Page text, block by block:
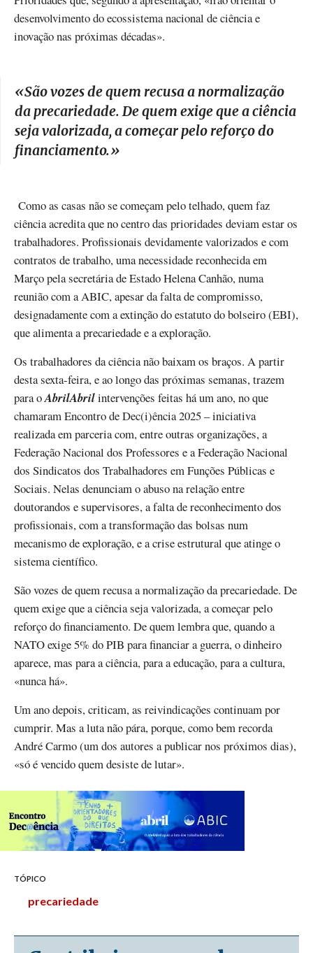
desenvolvimento do ecossistema nacional de ciência e
inovação nas próximas décadas».
«São vozes de quem recusa a normalização
da precariedade. De quem exige que a ciência
seja valorizada, a começar pelo reforço do
financiamento.»
Como as casas não se começam pelo telhado, quem faz
ciência acredita que no centro das prioridades deviam estar os
trabalhadores. Profissionais devidamente valorizados e com
contratos de trabalho, uma necessidade reconhecida em
Março pela secretária de Estado Helena Canhão, numa
reunião com a ABIC, apesar da falta de compromisso,
designadamente com a extinção do estatuto do bolseiro (EBI),
que alimenta a precariedade e a exploração.
Os trabalhadores da ciência não baixam os braços. A partir
desta sexta-feira, e ao longo das próximas semanas, trazem
para oAbrilAbrilintervenções feitas há um ano, no que
chamaram Encontro de Dec(i)ência 2025 – iniciativa
realizada em parceria com, entre outras organizações, a
Federação Nacional dos Professores e a Federação Nacional
dos Sindicatos dos Trabalhadores em Funções Públicas e
Sociais. Nelas denunciam o abuso na relação entre
doutorandos e supervisores, a falta de reconhecimento dos
profissionais, com a transformação das bolsas num
mecanismo de exploração, e a crise estrutural que atinge o
sistema científico.
São vozes de quem recusa a normalização da precariedade. De
quem exige que a ciência seja valorizada, a começar pelo
reforço do financiamento. De quem lembra que, quando a
NATO exige 5% do PIB para financiar a guerra, o dinheiro
aparece, mas para a ciência, para a educação, para a cultura,
«nunca há».
Um ano depois, criticam, as reivindicações continuam por
cumprir. Mas a luta não pára, porque, como bem recorda
André Carmo (um dos autores a publicar nos próximos dias),
«só é vencido quem desiste de lutar».
TÓPICO
precariedade